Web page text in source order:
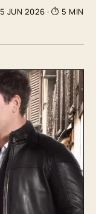
5 JUN 2026 · ⏱ 5 MIN